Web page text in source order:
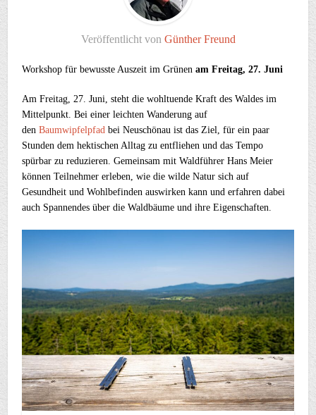
Veröffentlicht von Günther Freund
Workshop für bewusste Auszeit im Grünenam Freitag, 27. Juni
Am Freitag, 27. Juni, steht die wohltuende Kraft des Waldes im
Mittelpunkt. Bei einer leichten Wanderung auf
denBaumwipfelpfad bei Neuschönau ist das Ziel, für ein paar
Stunden dem hektischen Alltag zu entfliehen und das Tempo
spürbar zu reduzieren. Gemeinsam mit Waldführer Hans Meier
können Teilnehmer erleben, wie die wilde Natur sich auf
Gesundheit und Wohlbefinden auswirken kann und erfahren dabei
auch Spannendes über die Waldbäume und ihre Eigenschaften.